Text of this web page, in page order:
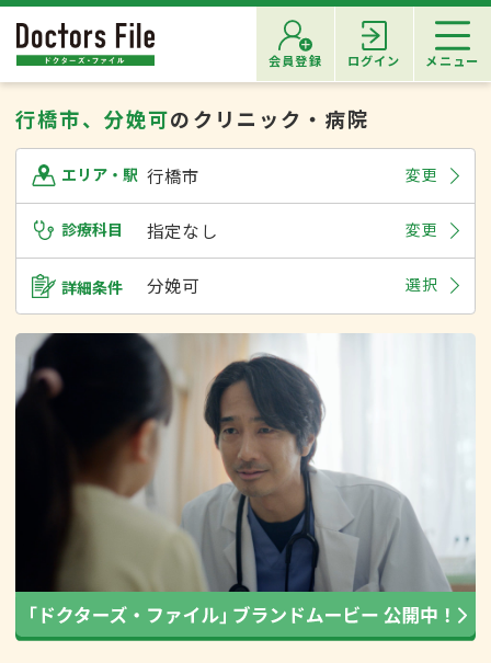
会員登録 ログイン メニュー
行橋市、分娩可のクリニック・病院
エリア・駅 行橋市 変更
診療科目 指定なし 変更
詳細条件 分娩可 選択